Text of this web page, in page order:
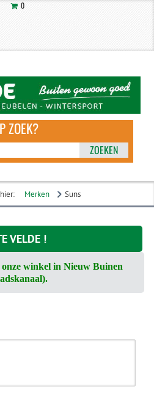
0
ZOEKEN
Merken Suns
VELDE !
winkel in Nieuw Buinen